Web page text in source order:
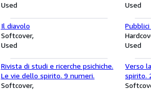
Used
Used
Il diavolo
Softcover
Used
Used
Rivista di studi e ricerche psichiche.
Le vie dello spirito. 9 numeri.
Softcover
Verso
spirito.